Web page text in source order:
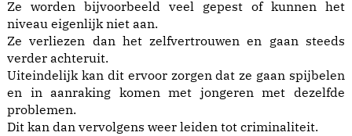
Ze worden bijvoorbeeld veel gepest of kunnen het
niveau eigenlijk niet aan.
Ze verliezen dan het zelfvertrouwen en gaan steeds
verder achteruit.
Uiteindelijk kan dit ervoor zorgen dat ze gaan spijbelen
en in aanraking komen met jongeren met dezelfde
problemen.
Dit kan dan vervolgens weer leiden tot criminaliteit.